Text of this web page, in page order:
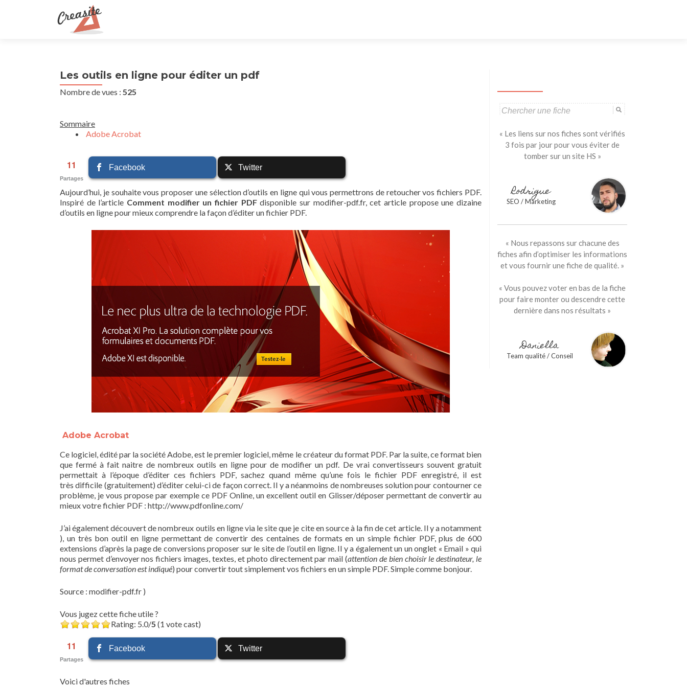
Les outils en ligne pour éditer un pdf
Nombre de vues : 525
Sommaire
Adobe Acrobat
11
Partages
Facebook Twitter
Aujourd’hui, je souhaite vous proposer une sélection d’outils en ligne qui vous permettrons de retoucher vos fichiers PDF.
Inspiré de l’article Comment modifier un fichier PDFdisponible sur modifier-pdf.fr, cet article propose une dizaine
d’outils en ligne pour mieux comprendre la façon d’éditer un fichier PDF.
Adobe Acrobat
Ce logiciel, édité par la société Adobe, est le premier logiciel, même le créateur du format PDF. Par la suite, ce format bien
que fermé à fait naitre de nombreux outils en ligne pour de modifier un pdf. De vrai convertisseurs souvent gratuit
permettait à l’époque d’éditer ces fichiers PDF, sachez quand même qu’une fois le fichier PDF enregistré, il est
très difficile (gratuitement) d’éditer celui-ci de façon correct. Il y a néanmoins de nombreuses solution pour contourner ce
problème, je vous propose par exemple ce PDF Online, un excellent outil en Glisser/déposer permettant de convertir au
mieux votre fichier PDF : http://www.pdfonline.com/
J’ai également découvert de nombreux outils en ligne via le site que je cite en source à la fin de cet article. Il y a notamment
), un très bon outil en ligne permettant de convertir des centaines de formats en un simple fichier PDF, plus de 600
extensions d’après la page de conversions proposer sur le site de l’outil en ligne. Il y a également un un onglet « Email » qui
nous permet d’envoyer nos fichiers images, textes, et photo directement par mail (attention de bien choisir le destinateur, le
format de conversation est indiqué) pour convertir tout simplement vos fichiers en un simple PDF. Simple comme bonjour.
Source : modifier-pdf.fr )
Vous jugez cette fiche utile ?
Rating: 5.0/5 (1 vote cast)
11
Partages
Facebook Twitter
Voici d'autres fiches
Search
« Les liens sur nos fiches sont vérifiés
3 fois par jour pour vous éviter de
tomber sur un site HS »
Rodrigue
SEO / Marketing
« Nous repassons sur chacune des
fiches afin d’optimiser les informations
et vous fournir une fiche de qualité. »
« Vous pouvez voter en bas de la fiche
pour faire monter ou descendre cette
dernière dans nos résultats »
Daniella
Team qualité / Conseil